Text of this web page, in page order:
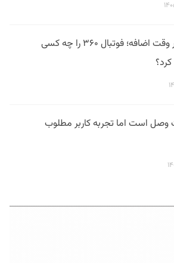
فیلتر در وقت اضافه؛ فوتبال ۳۶۰ را چه کسی
وصل است اما تجربه کاربر مطلوب